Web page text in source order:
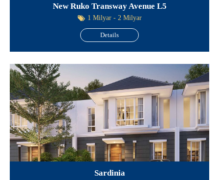
New Ruko Transway Avenue L5
1 Milyar - 2 Milyar
Details
Sardinia